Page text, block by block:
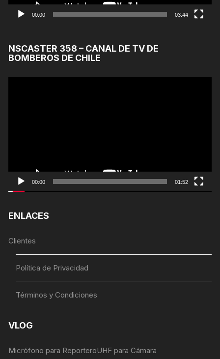
00:00 03:44
NSCASTER 358 – CANAL DE TV DE
BOMBEROS DE CHILE
00:00 01:52
ENLACES
Clientes
Política de Privacidad
Términos y Condiciones
VLOG
Micrófono para ReporteroUHF para Cámara